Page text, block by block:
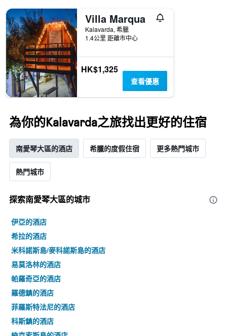
Villa Marqua
Kalavarda, 希臘
1.4公里 距離市中心
HK$1,325
查看優惠
為你的Kalavarda之旅找出更好的住宿
南愛琴大區的酒店 希臘的度假住宿 更多熱門城市
熱門城市
探索南愛琴大區​的城市
伊亞的酒店
希拉的酒店
米科諾斯島/麥科諾斯島的酒店
易莫洛林的酒店
帕羅奇亞的酒店
羅德鎮的酒店
菲羅斯特法尼的酒店
科斯鎮的酒店